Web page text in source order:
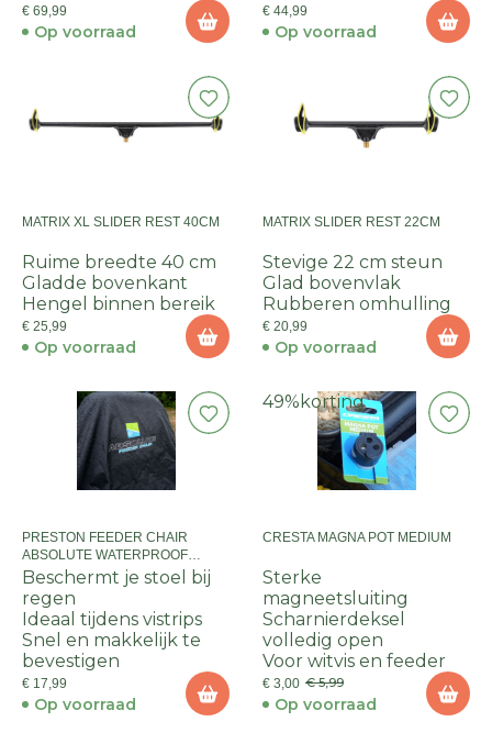
€ 69,99
Op voorraad
€ 44,99
Op voorraad
MATRIX XL SLIDER REST 40CM
Ruime breedte 40 cm
Gladde bovenkant
Hengel binnen bereik
€ 25,99
Op voorraad
MATRIX SLIDER REST 22CM
Stevige 22 cm steun
Glad bovenvlak
Rubberen omhulling
€ 20,99
Op voorraad
PRESTON FEEDER CHAIR
ABSOLUTE WATERPROOF
COVER
Beschermt je stoel bij
regen
Ideaal tijdens vistrips
Snel en makkelijk te
bevestigen
€ 17,99
Op voorraad
49% korting
CRESTA MAGNA POT MEDIUM
Sterke
magneetsluiting
Scharnierdeksel
volledig open
Voor witvis en feeder
€ 3,00 € 5,99
Op voorraad